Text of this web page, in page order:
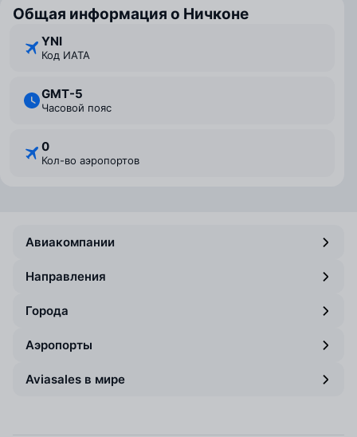
Общая информация о Ничконе
YNI
Код ИАТА
GMT-5
Часовой пояс
0
Кол-во аэропортов
Авиакомпании
Направления
Города
Аэропорты
Aviasales в мире